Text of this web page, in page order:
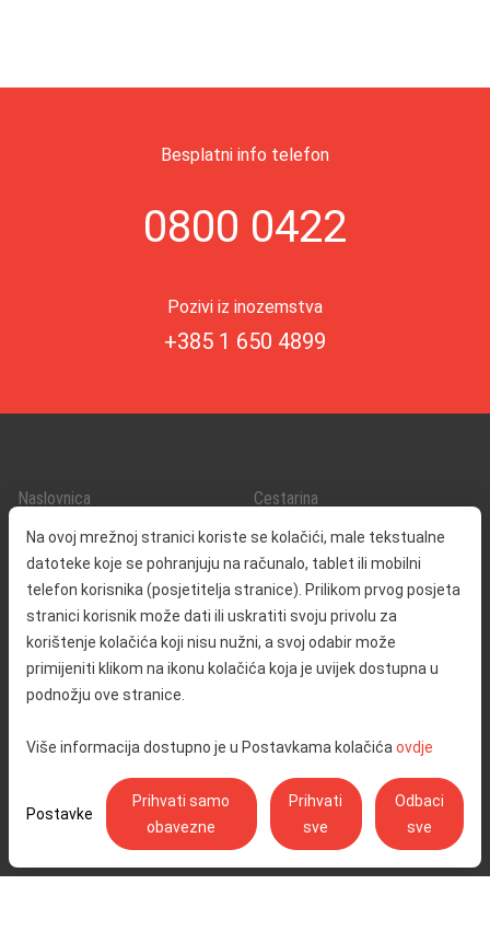
Na ovoj mrežnoj stranici koriste se kolačići, male tekstualne
datoteke koje se pohranjuju na računalo, tablet ili mobilni
telefon korisnika (posjetitelja stranice). Prilikom prvog posjeta
stranici korisnik može dati ili uskratiti svoju privolu za
korištenje kolačića koji nisu nužni, a svoj odabir može
primijeniti klikom na ikonu kolačića koja je uvijek dostupna u
podnožju ove stranice.
Više informacija dostupno je u Postavkama kolačića ovdje
Postavke
Prihvati samo
obavezne
Prihvati
sve
Odbaci
sve
Besplatni info telefon
0800 0422
Pozivi iz inozemstva
+385 1 650 4899
Naslovnica
O nama
Kontakt
Cestarina
Promet i sigurnost
Servisne informacije
Reklamacija
Javna nabava
Odnosi s javnošću
Izjava o pristupačnosti
Postavke kolačića